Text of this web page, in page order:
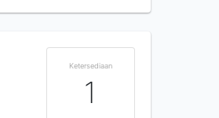
Ketersediaan
1